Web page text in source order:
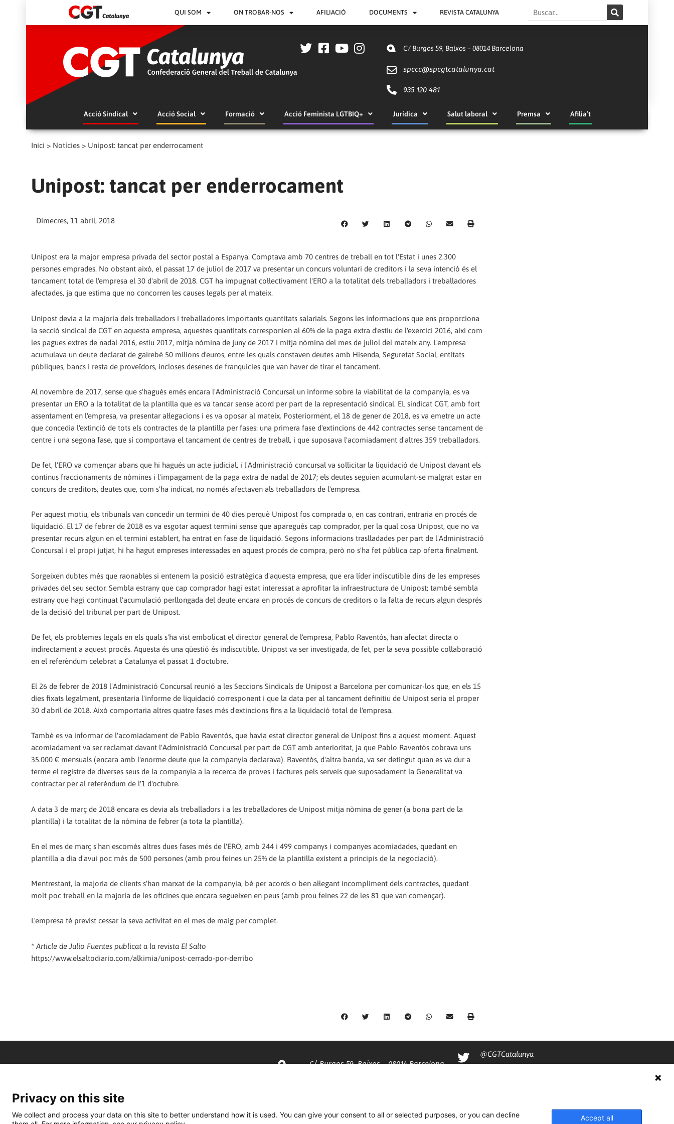
QUI SOM ON TROBAR-NOS AFILIACIÓ DOCUMENTS REVISTA CATALUNYA Search
C/ Burgos 59, Baixos – 08014 Barcelona
spccc@spcgtcatalunya.cat
935 120 481
Acció Sindical Acció Social Formació Acció Feminista LGTBIQ+ Jurídica Salut laboral Premsa Afilia’t
Inici > Notícies > Unipost: tancat per enderrocament
Unipost: tancat per enderrocament
Dimecres, 11 abril, 2018
Unipost era la major empresa privada del sector postal a Espanya. Comptava amb 70 centres de treball en tot l'Estat i unes 2.300
persones emprades. No obstant això, el passat 17 de juliol de 2017 va presentar un concurs voluntari de creditors i la seva intenció és el
tancament total de l'empresa el 30 d'abril de 2018. CGT ha impugnat col·lectivament l'ERO a la totalitat dels treballadors i treballadores
afectades, ja que estima que no concorren les causes legals per al mateix.
Unipost devia a la majoria dels treballadors i treballadores importants quantitats salarials. Segons les informacions que ens proporciona
la secció sindical de CGT en aquesta empresa, aquestes quantitats corresponien al 60% de la paga extra d'estiu de l'exercici 2016, així com
les pagues extres de nadal 2016, estiu 2017, mitja nòmina de juny de 2017 i mitja nòmina del mes de juliol del mateix any. L'empresa
acumulava un deute declarat de gairebé 50 milions d'euros, entre les quals constaven deutes amb Hisenda, Seguretat Social, entitats
públiques, bancs i resta de proveïdors, incloses desenes de franquícies que van haver de tirar el tancament.
Al novembre de 2017, sense que s'hagués emès encara l'Administració Concursal un informe sobre la viabilitat de la companyia, es va
presentar un ERO a la totalitat de la plantilla que es va tancar sense acord per part de la representació sindical. EL sindicat CGT, amb fort
assentament en l'empresa, va presentar al·legacions i es va oposar al mateix. Posteriorment, el 18 de gener de 2018, es va emetre un acte
que concedia l'extinció de tots els contractes de la plantilla per fases: una primera fase d'extincions de 442 contractes sense tancament de
centre i una segona fase, que sí comportava el tancament de centres de treball, i que suposava l'acomiadament d'altres 359 treballadors.
De fet, l'ERO va començar abans que hi hagués un acte judicial, i l'Administració concursal va sol·licitar la liquidació de Unipost davant els
continus fraccionaments de nòmines i l'impagament de la paga extra de nadal de 2017; els deutes seguien acumulant-se malgrat estar en
concurs de creditors, deutes que, com s'ha indicat, no només afectaven als treballadors de l'empresa.
Per aquest motiu, els tribunals van concedir un termini de 40 dies perquè Unipost fos comprada o, en cas contrari, entraria en procés de
liquidació. El 17 de febrer de 2018 es va esgotar aquest termini sense que aparegués cap comprador, per la qual cosa Unipost, que no va
presentar recurs algun en el termini establert, ha entrat en fase de liquidació. Segons informacions traslladades per part de l'Administració
Concursal i el propi jutjat, hi ha hagut empreses interessades en aquest procés de compra, però no s'ha fet pública cap oferta finalment.
Sorgeixen dubtes més que raonables si entenem la posició estratègica d'aquesta empresa, que era líder indiscutible dins de les empreses
privades del seu sector. Sembla estrany que cap comprador hagi estat interessat a aprofitar la infraestructura de Unipost; també sembla
estrany que hagi continuat l'acumulació perllongada del deute encara en procés de concurs de creditors o la falta de recurs algun després
de la decisió del tribunal per part de Unipost.
De fet, els problemes legals en els quals s'ha vist embolicat el director general de l'empresa, Pablo Raventós, han afectat directa o
indirectament a aquest procés. Aquesta és una qüestió és indiscutible. Unipost va ser investigada, de fet, per la seva possible col·laboració
en el referèndum celebrat a Catalunya el passat 1 d'octubre.
El 26 de febrer de 2018 l'Administració Concursal reunió a les Seccions Sindicals de Unipost a Barcelona per comunicar-los que, en els 15
dies fixats legalment, presentaria l'informe de liquidació corresponent i que la data per al tancament definitiu de Unipost seria el proper
30 d'abril de 2018. Això comportaria altres quatre fases més d'extincions fins a la liquidació total de l'empresa.
També es va informar de l'acomiadament de Pablo Raventós, que havia estat director general de Unipost fins a aquest moment. Aquest
acomiadament va ser reclamat davant l'Administració Concursal per part de CGT amb anterioritat, ja que Pablo Raventós cobrava uns
35.000 € mensuals (encara amb l'enorme deute que la companyia declarava). Raventós, d'altra banda, va ser detingut quan es va dur a
terme el registre de diverses seus de la companyia a la recerca de proves i factures pels serveis que suposadament la Generalitat va
contractar per al referèndum de l'1 d'octubre.
A data 3 de març de 2018 encara es devia als treballadors i a les treballadores de Unipost mitja nòmina de gener (a bona part de la
plantilla) i la totalitat de la nòmina de febrer (a tota la plantilla).
En el mes de març s'han escomès altres dues fases més de l'ERO, amb 244 i 499 companys i companyes acomiadades, quedant en
plantilla a dia d'avui poc més de 500 persones (amb prou feines un 25% de la plantilla existent a principis de la negociació).
Mentrestant, la majoria de clients s'han marxat de la companyia, bé per acords o ben al·legant incompliment dels contractes, quedant
molt poc treball en la majoria de les oficines que encara segueixen en peus (amb prou feines 22 de les 81 que van començar).
L'empresa té previst cessar la seva activitat en el mes de maig per complet.
* Article de Julio Fuentes publicat a la revista El Salto
https://www.elsaltodiario.com/alkimia/unipost-cerrado-por-derribo
C/ Burgos 59, Baixos – 08014 Barcelona
@CGTCatalunya
cgtcatalunya
Privacy on this site
We collect and process your data on this site to better understand how it is used. You can give your consent to all or selected purposes, or you can decline
Accept all